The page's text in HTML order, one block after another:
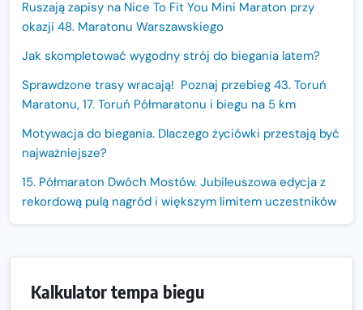
Ruszają zapisy na Nice To Fit You Mini Maraton przy
okazji 48. Maratonu Warszawskiego
Jak skompletować wygodny strój do biegania latem?
Sprawdzone trasy wracają! Poznaj przebieg 43. Toruń
Maratonu, 17. Toruń Półmaratonu i biegu na 5 km
Motywacja do biegania. Dlaczego życiówki przestają być
najważniejsze?
15. Półmaraton Dwóch Mostów. Jubileuszowa edycja z
rekordową pulą nagród i większym limitem uczestników
Oficjalna koszulka LOTTO 25. Poznań Maratonu!
Kalkulator tempa biegu